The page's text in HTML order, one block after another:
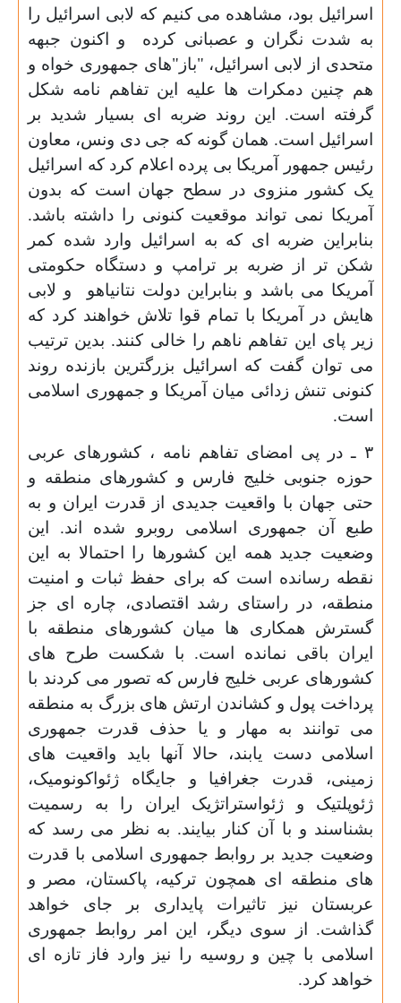
اسرائیل بود، مشاهده می کنیم که لابی اسرائیل را
به شدت نگران و عصبانی کرده و اکنون جبهه
متحدی از لابی اسرائیل، "باز"های جمهوری خواه و
هم چنین دمکرات ها علیه این تفاهم نامه شکل
گرفته است. این روند ضربه ای بسیار شدید بر
اسرائیل است. همان گونه که جی دی ونس، معاون
رئیس جمهور آمریکا بی پرده اعلام کرد که اسرائیل
یک کشور منزوی در سطح جهان است که بدون
آمریکا نمی تواند موقعیت کنونی را داشته باشد.
بنابراین ضربه ای که به اسرائیل وارد شده کمر
شکن تر از ضربه بر ترامپ و دستگاه حکومتی
آمریکا می باشد و بنابراین دولت نتانیاهو و لابی
هایش در آمریکا با تمام قوا تلاش خواهند کرد که
زیر پای این تفاهم ناهم را خالی کنند. بدین ترتیب
می توان گفت که اسرائیل بزرگترین بازنده روند
کنونی تنش زدائی میان آمریکا و جمهوری اسلامی
است.
۳ ـ در پی امضای تفاهم نامه ، کشورهای عربی
حوزه جنوبی خلیج فارس و کشورهای منطقه و
حتی جهان با واقعیت جدیدی از قدرت ایران و به
طبع آن جمهوری اسلامی روبرو شده اند. این
وضعیت جدید همه این کشورها را احتمالا به این
نقطه رسانده است که برای حفظ ثبات و امنیت
منطقه، در راستای رشد اقتصادی، چاره ای جز
گسترش همکاری ها میان کشورهای منطقه با
ایران باقی نمانده است. با شکست طرح های
کشورهای عربی خلیج فارس که تصور می کردند با
پرداخت پول و کشاندن ارتش های بزرگ به منطقه
می توانند به مهار و یا حذف قدرت جمهوری
اسلامی دست یابند، حالا آنها باید واقعیت های
زمینی، قدرت جغرافیا و جایگاه ژئواکونومیک،
ژئوپلتیک و ژئواستراتژیک ایران را به رسمیت
بشناسند و با آن کنار بیایند. به نظر می رسد که
وضعیت جدید بر روابط جمهوری اسلامی با قدرت
های منطقه ای همچون ترکیه، پاکستان، مصر و
عربستان نیز تاثیرات پایداری بر جای خواهد
گذاشت. از سوی دیگر، این امر روابط جمهوری
اسلامی با چین و روسیه را نیز وارد فاز تازه ای
خواهد کرد.